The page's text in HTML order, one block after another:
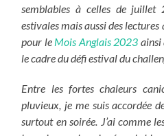
semblables à celles de juillet
estivales mais aussi des
pour le Mois Anglais 2023 ainsi
le cadre du défi estival du
Entre les fortes chaleurs
pluvieux, je me suis accordée
surtout en soirée. J’ai comme